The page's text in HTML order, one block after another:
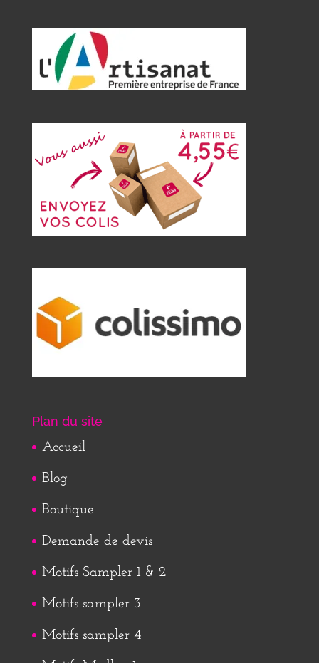
Plan du site
Accueil
Blog
Boutique
Demande de devis
Motifs Sampler 1 & 2
Motifs sampler 3
Motifs sampler 4